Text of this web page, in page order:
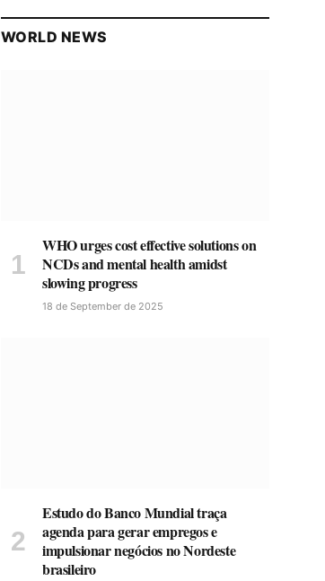
WORLD NEWS
WHO urges cost effective solutions on
NCDs and mental health amidst
slowing progress
18 de September de 2025
Estudo do Banco Mundial traça
agenda para gerar empregos e
impulsionar negócios no Nordeste
brasileiro